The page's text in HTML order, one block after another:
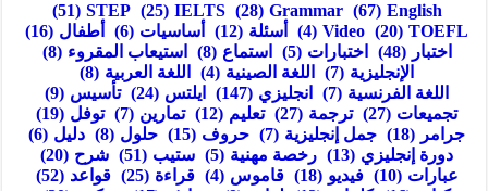
English
(67)
Grammar
(28)
IELTS
(25)
STEP
(51)
TOEFL
(20)
Video
(4) أسئلة (12) أساسيات (6) أطفال (16)
اختبار
(48) اختبارات (5) استماع (8) استيعاب المقروء (8)
الإنجليزية (7) اللغة الصينية (4) اللغة العربية (8)
اللغة الفرنسية (7) انجليزي (147) ايلتس (24) تأسيس (9)
تجميعات (27) ترجمة (27) تعليم (12) تمارين (7) توفل (19)
جرامر (18) جمل إنجليزية (7) حروف (15) حلول (8) دليل (6)
دورة إنجليزي (13) رخصة مهنية (5) ستيب (51) شرح (20)
عبارات (10) فيديو (18) قاموس (4) قراءة (25) قواعد (52)